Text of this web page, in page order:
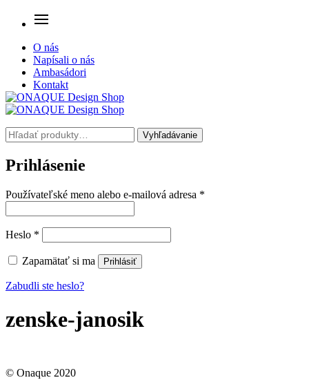
O nás
Napísali o nás
Ambasádori
Kontakt
Hľadať: Vyhľadávanie
Prihlásenie
Používateľské meno alebo e-mailová adresa *
Heslo *
Zapamätať si ma Prihlásiť
Zabudli ste heslo?
zenske-janosik
© Onaque 2020